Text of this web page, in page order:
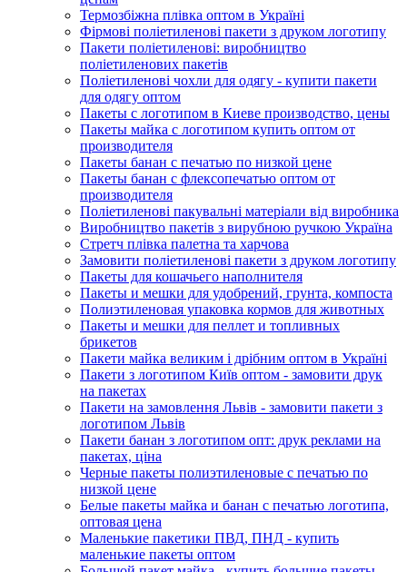
Термозбіжна плівка оптом в Україні
Фірмові поліетиленові пакети з друком логотипу
Пакети поліетиленові: виробництво
поліетиленових пакетів
Поліетиленові чохли для одягу - купити пакети
для одягу оптом
Пакеты с логотипом в Киеве производство, цены
Пакеты майка с логотипом купить оптом от
производителя
Пакеты банан с печатью по низкой цене
Пакеты банан с флексопечатью оптом от
производителя
Поліетиленові пакувальні матеріали від виробника
Виробництво пакетів з вирубною ручкою Україна
Стретч плівка палетна та харчова
Замовити поліетиленові пакети з друком логотипу
Пакеты для кошачьего наполнителя
Пакеты и мешки для удобрений, грунта, компоста
Полиэтиленовая упаковка кормов для животных
Пакеты и мешки для пеллет и топливных
брикетов
Пакети майка великим і дрібним оптом в Україні
Пакети з логотипом Київ оптом - замовити друк
на пакетах
Пакети на замовлення Львів - замовити пакети з
логотипом Львів
Пакети банан з логотипом опт: друк реклами на
пакетах, ціна
Черные пакеты полиэтиленовые с печатью по
низкой цене
Белые пакеты майка и банан с печатью логотипа,
оптовая цена
Маленькие пакетики ПВД, ПНД - купить
маленькие пакеты оптом